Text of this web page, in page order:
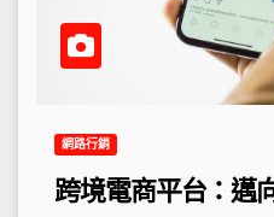
網路行銷
跨境電商平台：邁